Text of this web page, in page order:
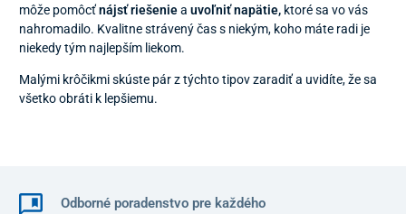
môže pomôcťnájsť riešeniea uvoľniť napätie, ktoré sa vo vás
nahromadilo. Kvalitne strávený čas s niekým, koho máte radi je
niekedy tým najlepším liekom.
Malými krôčikmi skúste pár z týchto tipov zaradiť a uvidíte, že sa
všetko obráti k lepšiemu.
Odborné poradenstvo pre každého